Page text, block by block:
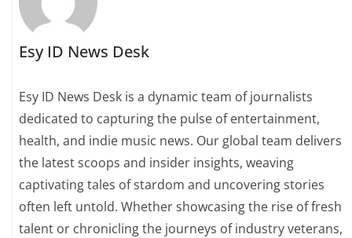
Esy ID News Desk
Esy ID News Desk is a dynamic team of journalists
dedicated to capturing the pulse of entertainment,
health, and indie music news. Our global team delivers
the latest scoops and insider insights, weaving
captivating tales of stardom and uncovering stories
often left untold. Whether showcasing the rise of fresh
talent or chronicling the journeys of industry veterans,